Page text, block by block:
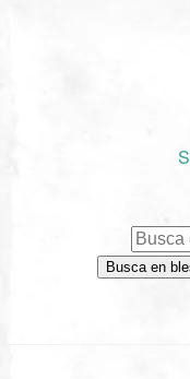
Busca en